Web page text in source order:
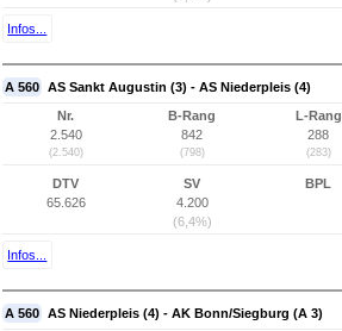
Infos...
A 560 AS Sankt Augustin (3) - AS Niederpleis (4)
Nr.
2.540
(2.540)
B-Rang
842
(798)
L-Rang
288
(283)
DTV
65.626
SV
4.200
(6,4%)
BPL
Infos...
A 560 AS Niederpleis (4) - AK Bonn/Siegburg (A 3)